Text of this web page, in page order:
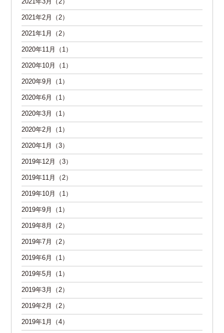
2021年2月（2）
2021年1月（2）
2020年11月（1）
2020年10月（1）
2020年9月（1）
2020年6月（1）
2020年3月（1）
2020年2月（1）
2020年1月（3）
2019年12月（3）
2019年11月（2）
2019年10月（1）
2019年9月（1）
2019年8月（2）
2019年7月（2）
2019年6月（1）
2019年5月（1）
2019年3月（2）
2019年2月（2）
2019年1月（4）